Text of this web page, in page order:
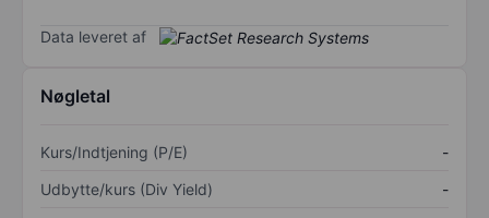
Data leveret af
Nøgletal
Kurs/Indtjening (P/E)
-
Udbytte/kurs (Div Yield)
-